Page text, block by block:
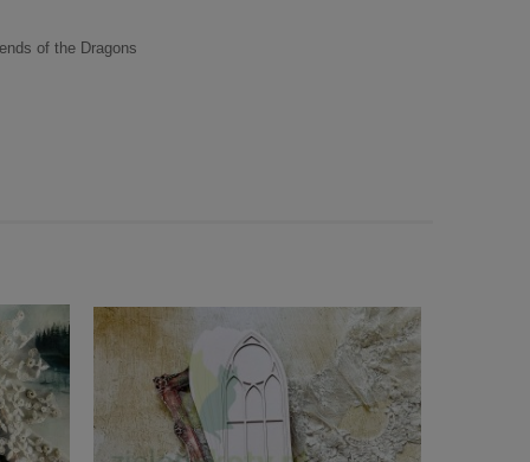
of the Dragons